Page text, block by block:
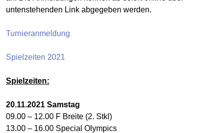
untenstehenden Link abgegeben werden.
Turnieranmeldung
Spielzeiten 2021
Spielzeiten:
20.11.2021 Samstag
09.00 – 12.00 F Breite (2. Stkl)
13.00 – 16.00 Special Olympics